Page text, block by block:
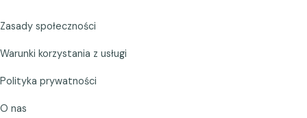
Zasady społeczności
Warunki korzystania z usługi
Polityka prywatności
O nas